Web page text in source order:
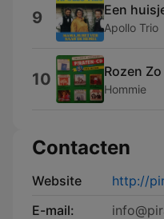
9 Een
Apollo Trio
10 Rozen
Hommie
Contacten
Website
http://
E-mail: